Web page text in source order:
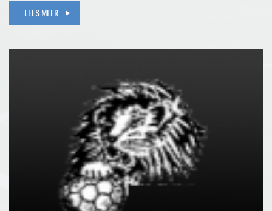
LEES MEER